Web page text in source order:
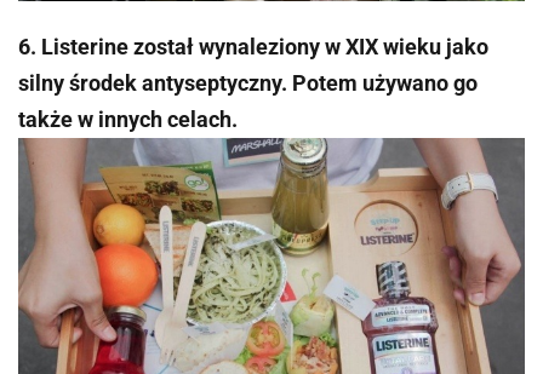
6. Listerine został wynaleziony w XIX wieku jako
silny środek antyseptyczny. Potem używano go
także w innych celach.